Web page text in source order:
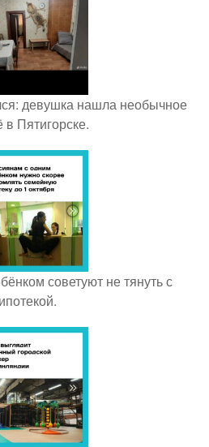
девушка нашла необычное
в Пятигорске.
советуют не тянуть с
ипотекой.